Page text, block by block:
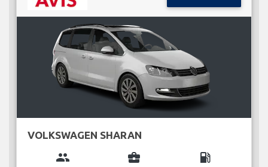
VOLKSWAGEN SHARAN
group business_center local_gas_station